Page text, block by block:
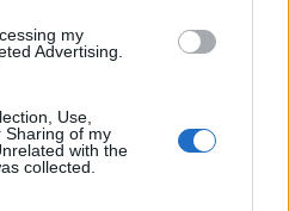
my
Advertising.
Use,
Sharing of my
with the
collected.